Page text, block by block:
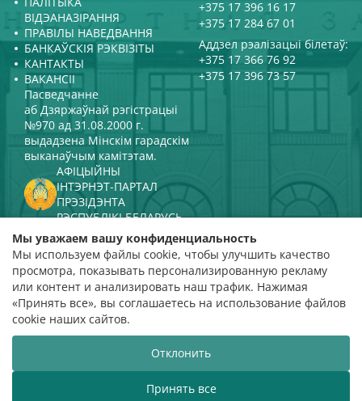
ВІДЭАНАЗІРАННЯ
ПРАВІЛЫ НАВЕДВАННЯ
БАНКАЎСКІЯ РЭКВІЗІТЫ
КАНТАКТЫ
ВАКАНСІІ
+375 17 396 16 17
+375 17 284 67 01
Аддзел рэалізацыі білетаў:
+375 17 366 76 92
+375 17 396 73 57
Пасведчанне
аб Дзяржаўнай рэгістрацыі
№970 ад 31.08.2000 г.
выдадзена Мінскім гарадскім
выканаўчым камітэтам.
АФІЦЫЙНЫ
ІНТЭРНЭТ-ПАРТАЛ
ПРЭЗІДЭНТА
РЭСПУБЛІКІ БЕЛАРУСЬ
МІНІСТЭРСТВА КУЛЬТУРЫ
РЭСПУБЛІКІ БЕЛАРУСЬ
ПАРТАЛ
РЭЙТЫНГАВАЙ АЦЭНКІ
адзнака 4,9
на падставе 112 водгукаў
Распрацоўка сайтаВТОП3
Мы уважаем вашу конфиденциальность
Мы используем файлы cookie, чтобы улучшить качество
просмотра, показывать персонализированную рекламу
или контент и анализировать наш трафик. Нажимая
«Принять все», вы соглашаетесь на использование файлов
cookie наших сайтов.
Отклонить
Принять все